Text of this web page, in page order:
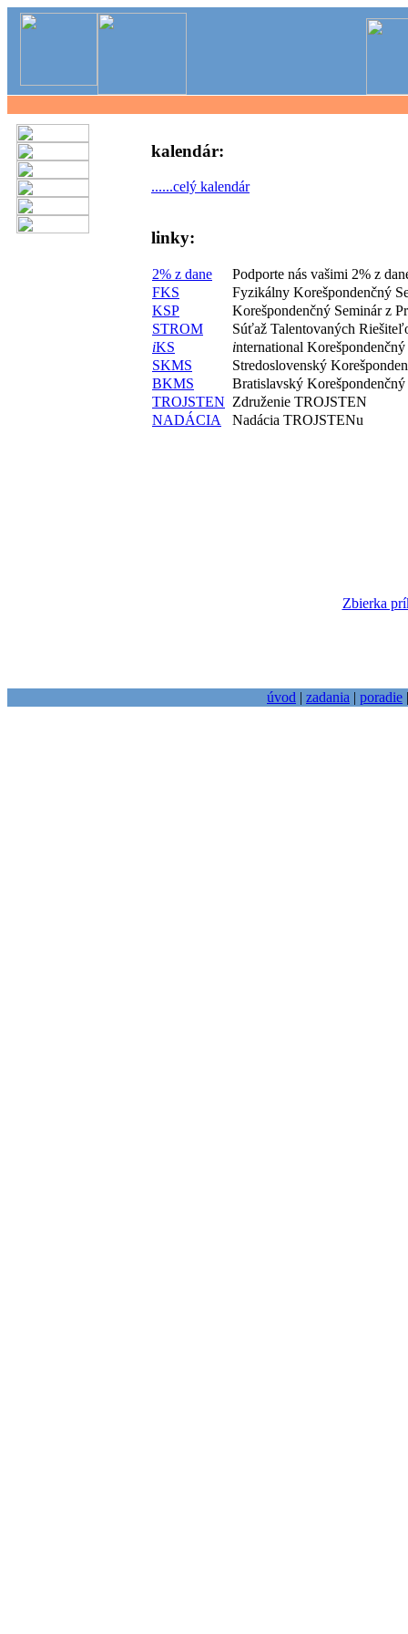
kalendár:
......celý kalendár
linky:
2% z dane
Podporte nás vašimi 2% z
FKS
Fyzikálny Korešpondenčný
KSP
Korešpondenčný Seminár z
STROM
Súťaž Talentovaných
iKS international Korešpondenčný
SKMS
Stredoslovenský
BKMS
Bratislavský
TROJSTEN Združenie TROJSTEN
NADÁCIA
Nadácia TROJSTENu
Zbierka
úvod | zadania | poradie